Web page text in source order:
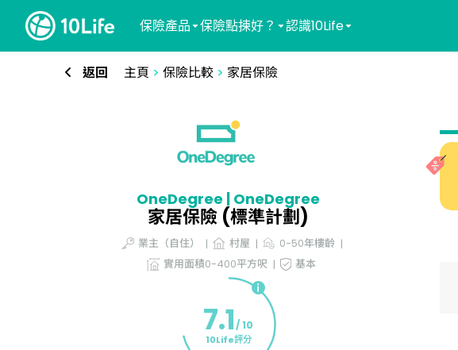
保險產品 保險點揀好？ 認識10Life
返回 主頁 > 保險比較> 家居保險
OneDegree | OneDegree
家居保險 (標準計劃)
業主（自住） 村屋
0-50年樓齡
實用面積0-400平方呎
基本
7.1/ 10
10Life評分